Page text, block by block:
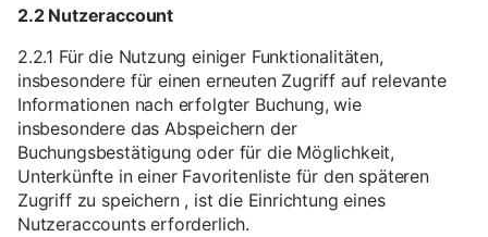
2.2 Nutzeraccount
2.2.1 Für die Nutzung einiger Funktionalitäten,
insbesondere für einen erneuten Zugriff auf relevante
Informationen nach erfolgter Buchung, wie
insbesondere das Abspeichern der
Buchungsbestätigung oder für die Möglichkeit,
Unterkünfte in einer Favoritenliste für den späteren
Zugriff zu speichern , ist die Einrichtung eines
Nutzeraccounts erforderlich.